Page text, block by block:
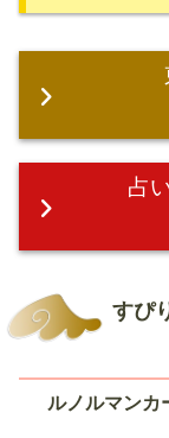
占
すぴ
ルノルマンカ